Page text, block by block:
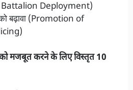
Battalion Deployment)
बढ़ावा (Promotion of
को मजबूत करने के लिए विस्तृत 10